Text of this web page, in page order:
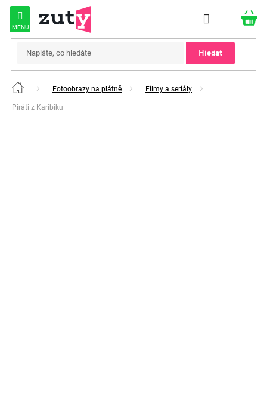
Přejít
obsah
Hledat
Domů Fotoobrazy na plátně Filmy a seriály
Piráti z Karibiku